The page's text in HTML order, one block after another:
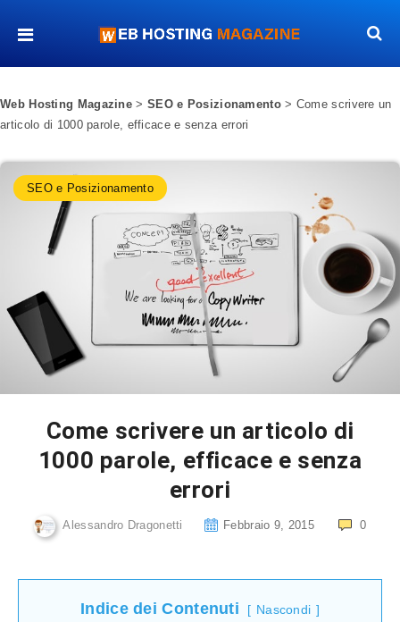
Web Hosting Magazine > SEO e Posizionamento> Come scrivere un
articolo di 1000 parole, efficace e senza errori
SEO e Posizionamento
Come scrivere un articolo di
1000 parole, efficace e senza
errori
Alessandro Dragonetti Febbraio 9, 2015 0
Indice dei Contenuti Nascondi